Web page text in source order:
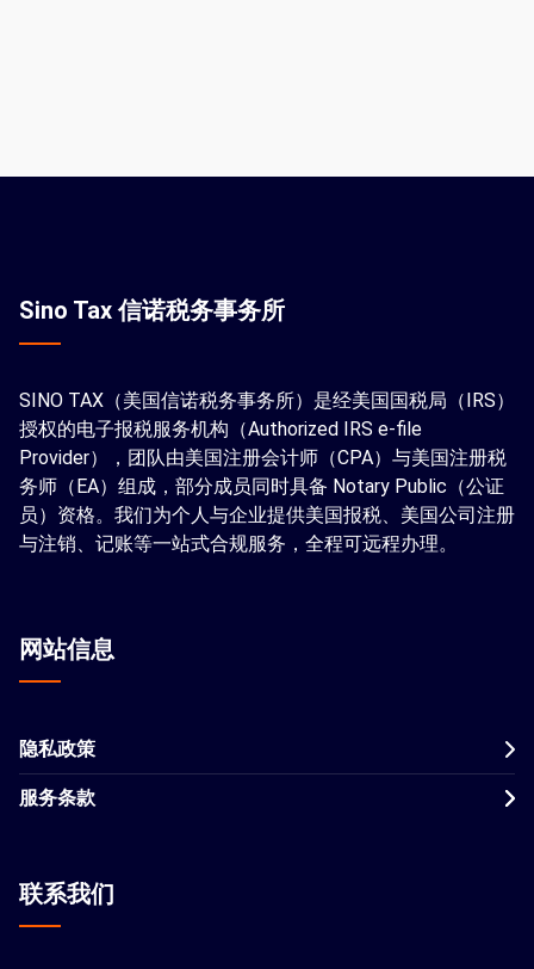
Sino Tax 信诺税务事务所
SINO TAX（美国信诺税务事务所）是经美国国税局（IRS）
授权的电子报税服务机构（Authorized IRS e-file
Provider），团队由美国注册会计师（CPA）与美国注册税
务师（EA）组成，部分成员同时具备 Notary Public（公证
员）资格。我们为个人与企业提供美国报税、美国公司注册
与注销、记账等一站式合规服务，全程可远程办理。
网站信息
隐私政策
服务条款
联系我们